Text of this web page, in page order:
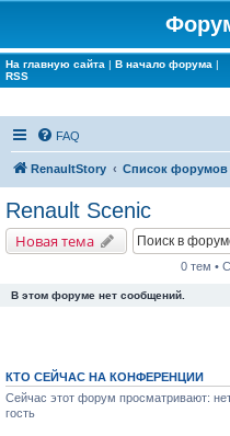
На главную сайта | В начало форума |
RSS
FAQ
RenaultStory Список форумов
Renault Scenic
Новая тема
0 тем •
В этом форуме нет сообщений.
КТО СЕЙЧАС НА КОНФЕРЕНЦИИ
Сейчас этот форум просматривают:
гость